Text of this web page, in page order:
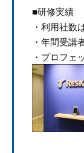
■研修実績
・利用社数
・年間受講
・プロフェ